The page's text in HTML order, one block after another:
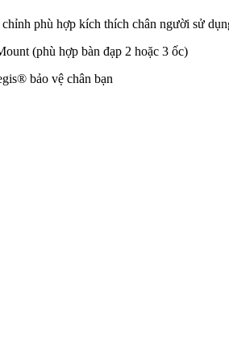
phù hợp kích thích chân người sử
(phù hợp bàn đạp 2 hoặc 3 ốc)
bảo vệ chân bạn